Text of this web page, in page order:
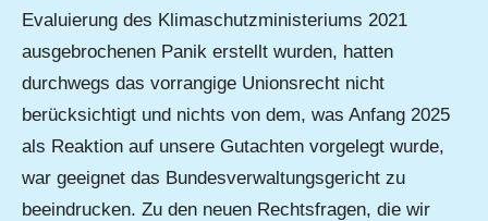
Evaluierung des Klimaschutzministeriums 2021
ausgebrochenen Panik erstellt wurden, hatten
durchwegs das vorrangige Unionsrecht nicht
berücksichtigt und nichts von dem, was Anfang 2025
als Reaktion auf unsere Gutachten vorgelegt wurde,
war geeignet das Bundesverwaltungsgericht zu
beeindrucken. Zu den neuen Rechtsfragen, die wir